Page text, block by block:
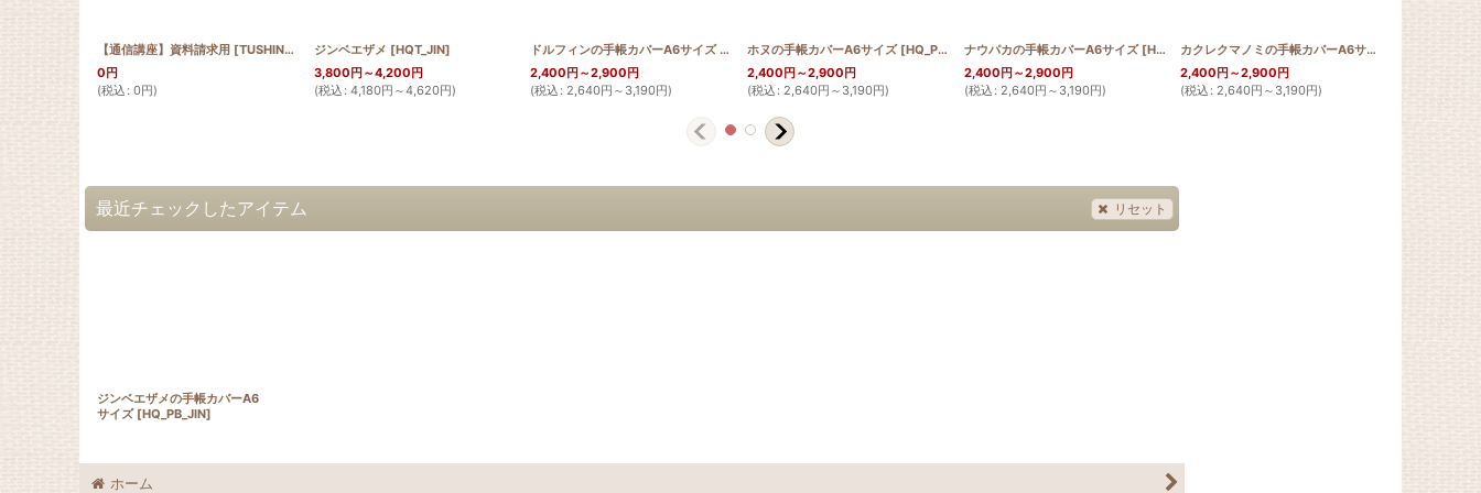
【通信講座】資料請求用 [TUSHIN2024_Panf
]
0 円
(税込 : 0円)
ジンベエザメ [HQT_JIN]
3,800 円 ～4,200 円
(税込 : 4,180円 ～4,620円)
ドルフィンの手帳カバーA6サイズ [HQ_PB_DOL]
2,400 円 ～2,900 円
(税込 : 2,640円 ～3,190円)
ホヌの手帳カバーA6サイズ [HQ_PB_HONU
]
2,400 円 ～2,900 円
(税込 : 2,640円 ～3,190円)
ナウパカの手帳カバーA6サイズ [HQ_PB_NAU
]
2,400 円 ～2,900 円
(税込 : 2,640円 ～3,190円)
カクレクマノミの手帳カバーA6サイズ
2,400 円 ～2,900 円
(税込 : 2,640円 ～3,190円)
～
最近チェックしたアイテム リセット
ジンベエザメの手帳カバーA6
サイズ [HQ_PB_JIN]
ホーム